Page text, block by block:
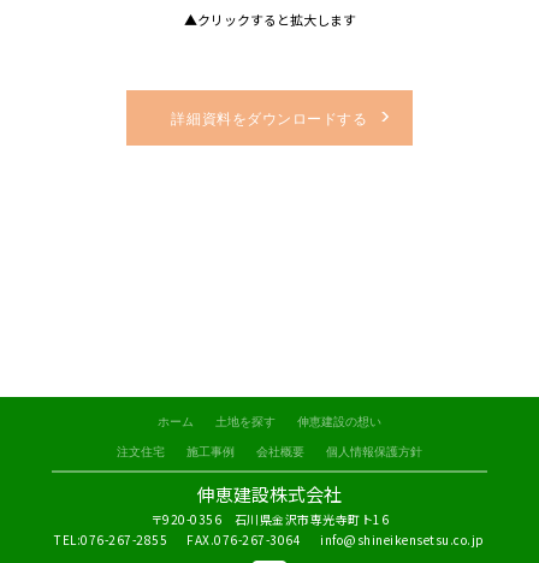
▲クリックすると拡大します
詳細資料をダウンロードする
ホーム 土地を探す 伸恵建設の想い
注文住宅 施工事例 会社概要 個人情報保護方針
伸恵建設株式会社
〒920-0356 石川県金沢市専光寺町ト16
TEL:076-267-2855
FAX.076-267-3064 info@shineikensetsu.co.jp